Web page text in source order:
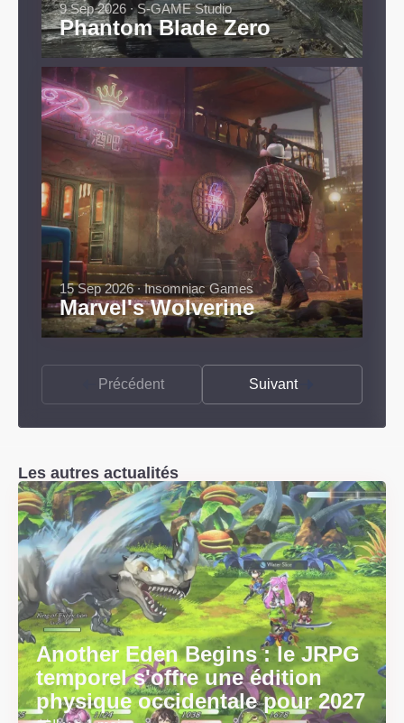
Phantom Blade Zero
9 Sep 2026 ∙ S-GAME Studio
Marvel's Wolverine
15 Sep 2026 ∙ Insomniac Games
Précédent Suivant
Les autres actualités
Another Eden Begins : le JRPG
temporel s'offre une édition
physique occidentale pour 2027